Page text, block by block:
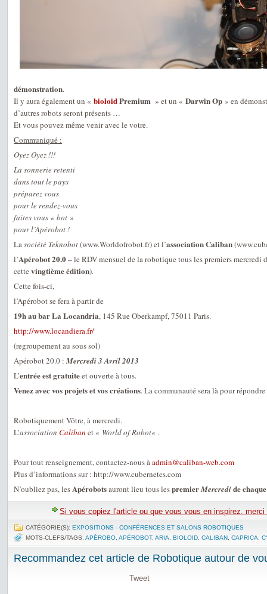
démonstration.
Il y aura également un « bioloidPremium » et un « Darwin Op » en
d’autres robots seront présents …
Et vous pouvez même venir avec le votre.
Communiqué :
Oyez Oyez !!!
La sonnerie retenti
dans tout le pays
préparez vous
pour le rendez-vous
faites vous « bot »
pour l’Apérobot !
Lasociété Teknobot(www.Worldofrobot.fr) et l’association Caliban
l’Apérobot 20.0– le RDV mensuel de la robotique tous les premiers mercredi
cette vingtième édition).
Cette fois-ci,
l’Apérobot se fera à partir de
19h au bar La Locandria, 145 Rue Oberkampf, 75011 Paris.
http://www.locandiera.fr/
(regroupement au sous sol)
Apérobot 20.0 :Mercredi 3 Avril 2013
L’entrée est gratuiteet ouverte à tous.
Venez avec vos projets et vos créations. La communauté sera là pour
Robotiquement Vôtre, à mercredi.
L’association Caliban et « World of Robot« .
Pour tout renseignement, contactez-nous àadmin@caliban-web.com
Plus d’informations sur : http://www.cubernetes.com
N’oubliez pas, lesApérobotsauront lieu tous lespremierMercredide
Si vous copiez l'article ou que vous vous en inspirez,
CATÉGORIE(S): EXPOSITIONS - CONFÉRENCES ET SALONS ROBOTIQUES
MOTS-CLEFS/TAGS: APÉROBO APÉROBOT, ARIA BIOLOID CALIBAN CAPRICA
Recommandez cet article de Robotique autour de
Tweet